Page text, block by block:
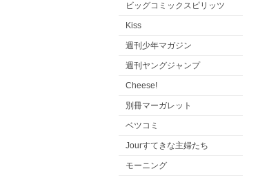
ビッグコミックスピリッツ
Kiss
週刊少年マガジン
週刊ヤングジャンプ
Cheese!
別冊マーガレット
ベツコミ
Jourすてきな主婦たち
モーニング